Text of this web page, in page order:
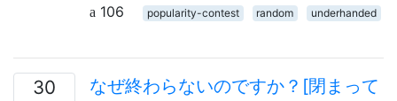
106
popularity-contest random underhanded
30
なぜ終わらないのですか？[閉まって